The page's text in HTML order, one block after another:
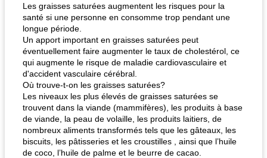
Les graisses saturées augmentent les risques pour la
santé si une personne en consomme trop pendant une
longue période.
Un apport important en graisses saturées peut
éventuellement faire augmenter le taux de cholestérol, ce
qui augmente le risque de maladie cardiovasculaire et
d'accident vasculaire cérébral.
Où trouve-t-on les graisses saturées?
Les niveaux les plus élevés de graisses saturées se
trouvent dans la viande (mammifères), les produits à base
de viande, la peau de volaille, les produits laitiers, de
nombreux aliments transformés tels que les gâteaux, les
biscuits, les pâtisseries et les croustilles , ainsi que l’huile
de coco, l’huile de palme et le beurre de cacao.